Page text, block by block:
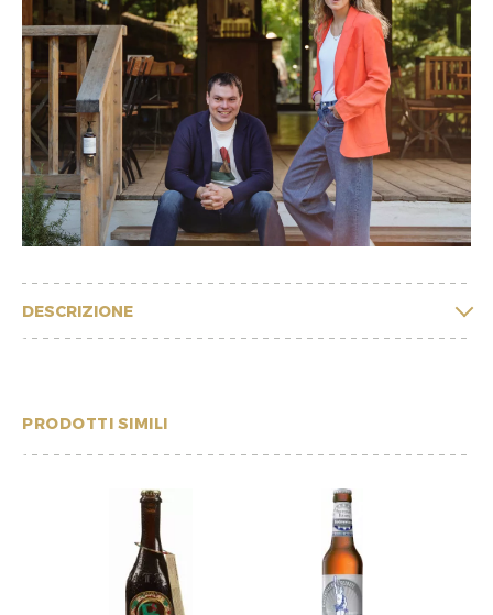
DESCRIZIONE
PRODOTTI SIMILI